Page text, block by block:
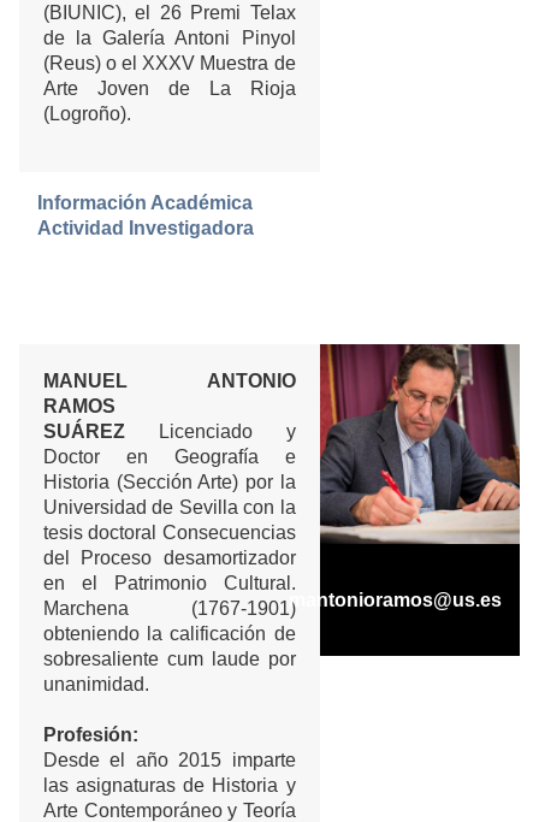
(BIUNIC), el 26 Premi Telax
de la Galería Antoni Pinyol
(Reus) o el XXXV Muestra de
Arte Joven de La Rioja
(Logroño).
Información Académica
Actividad Investigadora
MANUEL ANTONIO
RAMOS
SUÁREZ
Licenciado y
Doctor en Geografía e
Historia (Sección Arte) por la
Universidad de Sevilla con la
tesis doctoral Consecuencias
del Proceso desamortizador
en el Patrimonio Cultural.
Marchena (1767-1901)
obteniendo la calificación de
sobresaliente cum laude por
unanimidad.
Profesión:
Desde el año 2015 imparte
las asignaturas de Historia y
Arte Contemporáneo y Teoría
mantonioramos@us.es